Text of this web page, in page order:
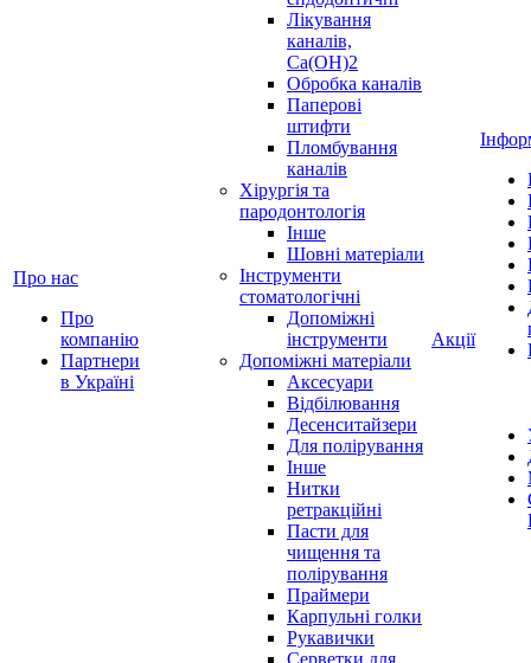
Про нас
Про
компанію
Партнери
в Україні
Лікування
каналів,
Ca(OH)2
Обробка каналів
Паперові
штифти
Пломбування
каналів
Хірургія та
пародонтологія
Інше
Шовні матеріали
Інструменти
стоматологічні
Допоміжні
інструменти
Допоміжні матеріали
Аксесуари
Відбілювання
Десенситайзери
Для полірування
Інше
Нитки
ретракційні
Пасти для
чищення та
полірування
Праймери
Карпульні голки
Рукавички
Серветки для
Акції